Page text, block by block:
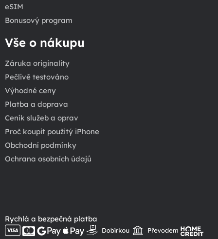
eSIM
Bonusový program
Vše o nákupu
Záruka originality
Pečlivě testováno
Výhodné ceny
Platba a doprava
Ceník služeb a oprav
Proč koupit použitý iPhone
Obchodní podmínky
Ochrana osobních údajů
Rychlá a bezpečná platba